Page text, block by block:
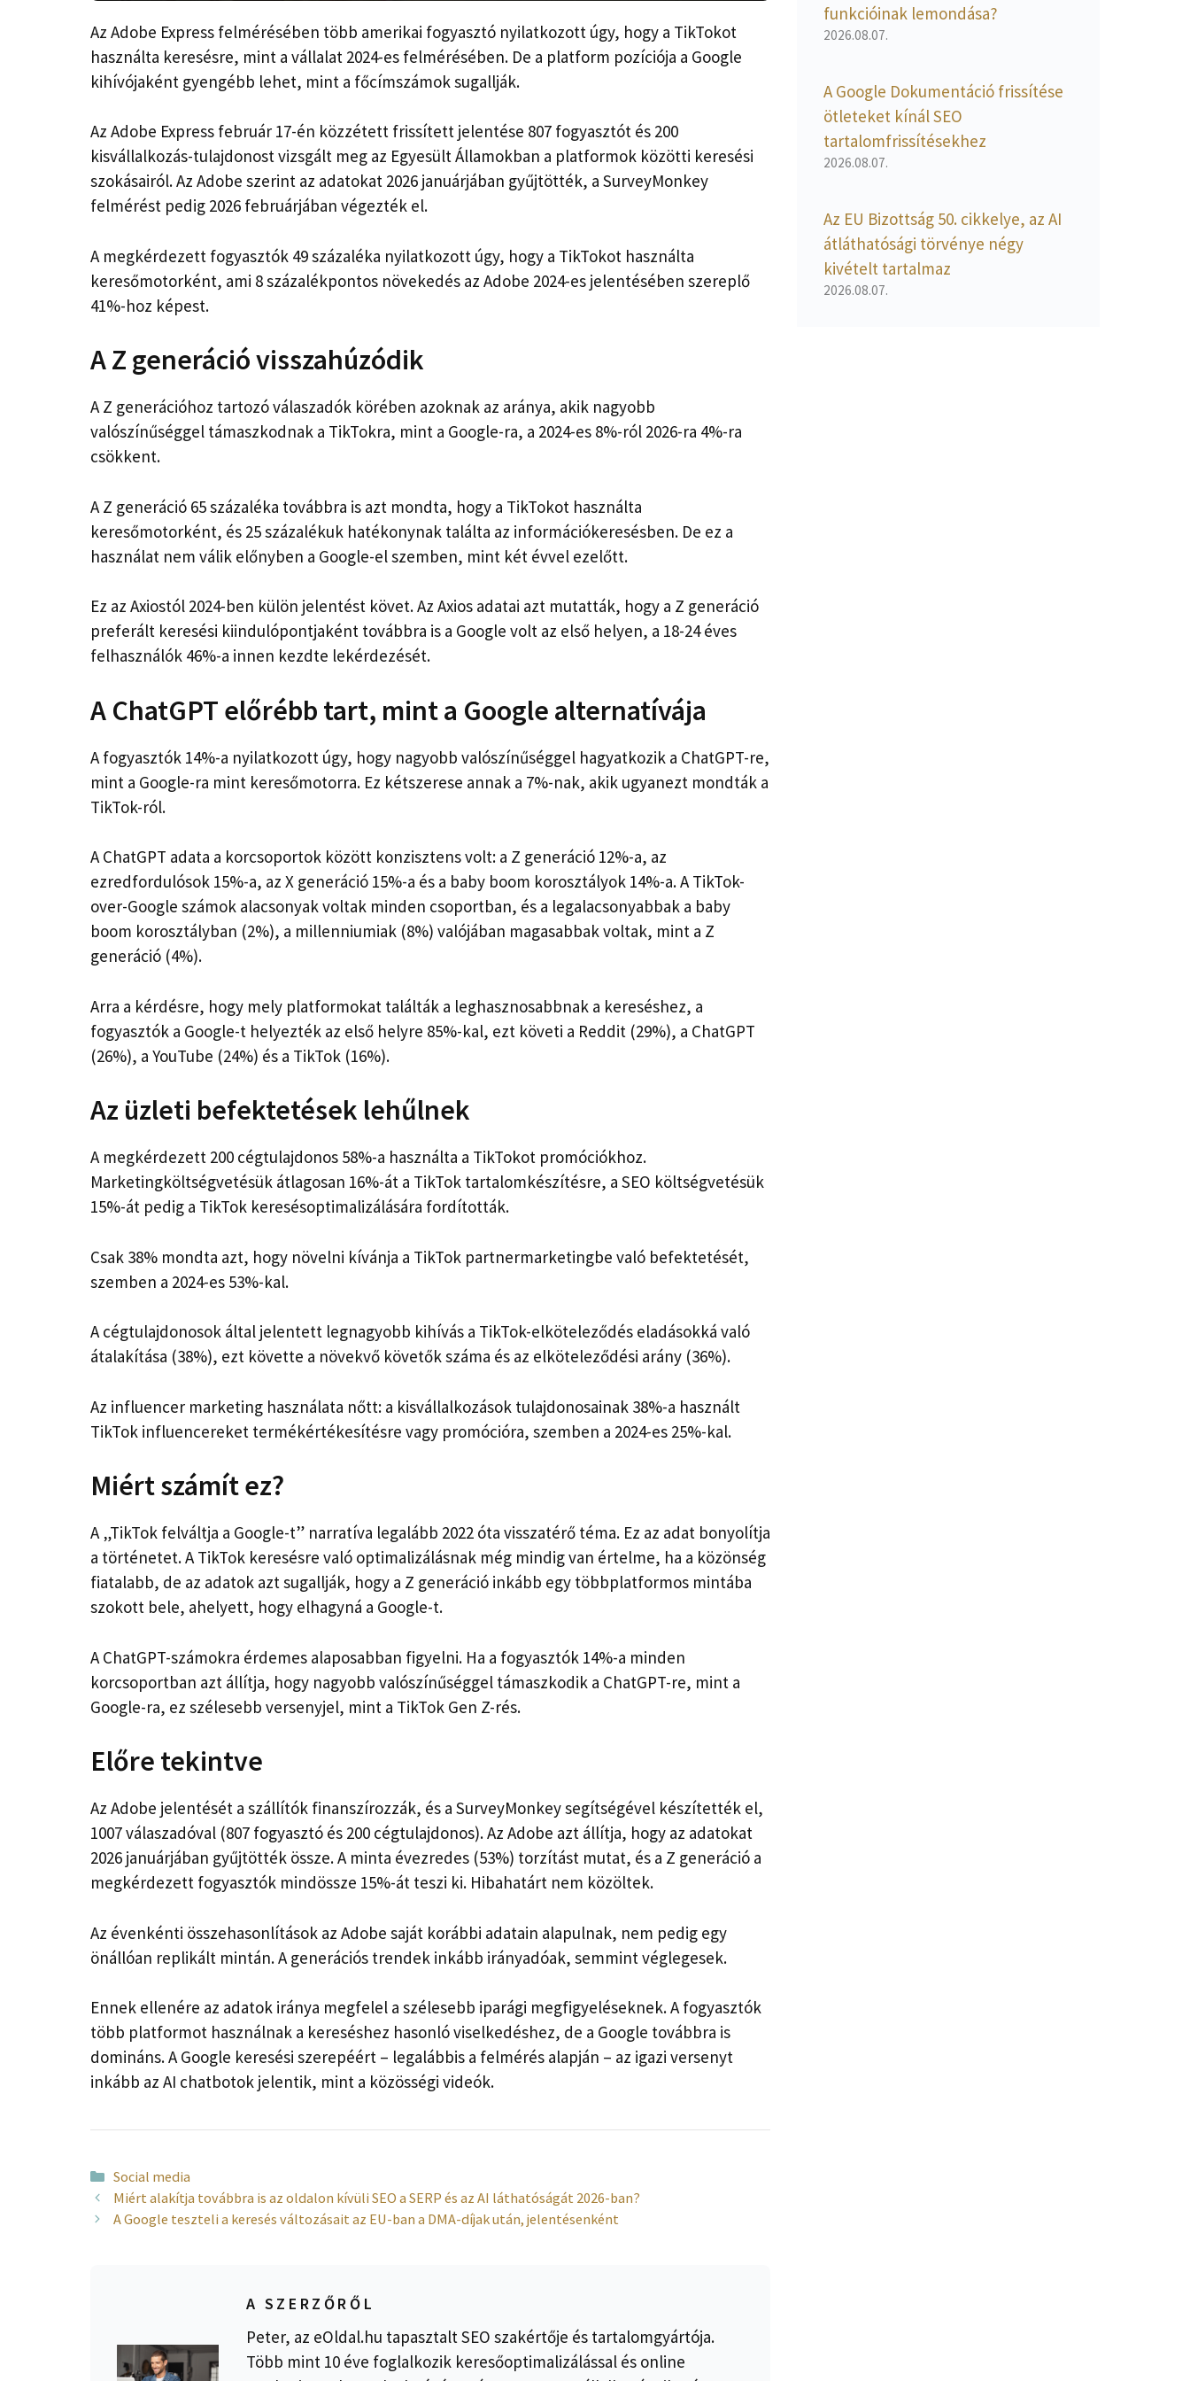
Az Adobe Express felmérésében több amerikai fogyasztó nyilatkozott úgy, hogy a TikTokot
használta keresésre, mint a vállalat 2024-es felmérésében. De a platform pozíciója a Google
kihívójaként gyengébb lehet, mint a főcímszámok sugallják.
Az Adobe Express február 17-én közzétett frissített jelentése 807 fogyasztót és 200
kisvállalkozás-tulajdonost vizsgált meg az Egyesült Államokban a platformok közötti keresési
szokásairól. Az Adobe szerint az adatokat 2026 januárjában gyűjtötték, a SurveyMonkey
felmérést pedig 2026 februárjában végezték el.
A megkérdezett fogyasztók 49 százaléka nyilatkozott úgy, hogy a TikTokot használta
keresőmotorként, ami 8 százalékpontos növekedés az Adobe 2024-es jelentésében szereplő
41%-hoz képest.
A Z generáció visszahúzódik
A Z generációhoz tartozó válaszadók körében azoknak az aránya, akik nagyobb
valószínűséggel támaszkodnak a TikTokra, mint a Google-ra, a 2024-es 8%-ról 2026-ra 4%-ra
csökkent.
A Z generáció 65 százaléka továbbra is azt mondta, hogy a TikTokot használta
keresőmotorként, és 25 százalékuk hatékonynak találta az információkeresésben. De ez a
használat nem válik előnyben a Google-el szemben, mint két évvel ezelőtt.
Ez az Axiostól 2024-ben külön jelentést követ. Az Axios adatai azt mutatták, hogy a Z generáció
preferált keresési kiindulópontjaként továbbra is a Google volt az első helyen, a 18-24 éves
felhasználók 46%-a innen kezdte lekérdezését.
A ChatGPT előrébb tart, mint a Google alternatívája
A fogyasztók 14%-a nyilatkozott úgy, hogy nagyobb valószínűséggel hagyatkozik a ChatGPT-re,
mint a Google-ra mint keresőmotorra. Ez kétszerese annak a 7%-nak, akik ugyanezt mondták a
TikTok-ról.
A ChatGPT adata a korcsoportok között konzisztens volt: a Z generáció 12%-a, az
ezredfordulósok 15%-a, az X generáció 15%-a és a baby boom korosztályok 14%-a. A TikTok-
over-Google számok alacsonyak voltak minden csoportban, és a legalacsonyabbak a baby
boom korosztályban (2%), a millenniumiak (8%) valójában magasabbak voltak, mint a Z
generáció (4%).
Arra a kérdésre, hogy mely platformokat találták a leghasznosabbnak a kereséshez, a
fogyasztók a Google-t helyezték az első helyre 85%-kal, ezt követi a Reddit (29%), a ChatGPT
(26%), a YouTube (24%) és a TikTok (16%).
Az üzleti befektetések lehűlnek
A megkérdezett 200 cégtulajdonos 58%-a használta a TikTokot promóciókhoz.
Marketingköltségvetésük átlagosan 16%-át a TikTok tartalomkészítésre, a SEO költségvetésük
15%-át pedig a TikTok keresésoptimalizálására fordították.
Csak 38% mondta azt, hogy növelni kívánja a TikTok partnermarketingbe való befektetését,
szemben a 2024-es 53%-kal.
A cégtulajdonosok által jelentett legnagyobb kihívás a TikTok-elköteleződés eladásokká való
átalakítása (38%), ezt követte a növekvő követők száma és az elköteleződési arány (36%).
Az influencer marketing használata nőtt: a kisvállalkozások tulajdonosainak 38%-a használt
TikTok influencereket termékértékesítésre vagy promócióra, szemben a 2024-es 25%-kal.
Miért számít ez?
A „TikTok felváltja a Google-t” narratíva legalább 2022 óta visszatérő téma. Ez az adat bonyolítja
a történetet. A TikTok keresésre való optimalizálásnak még mindig van értelme, ha a közönség
fiatalabb, de az adatok azt sugallják, hogy a Z generáció inkább egy többplatformos mintába
szokott bele, ahelyett, hogy elhagyná a Google-t.
A ChatGPT-számokra érdemes alaposabban figyelni. Ha a fogyasztók 14%-a minden
korcsoportban azt állítja, hogy nagyobb valószínűséggel támaszkodik a ChatGPT-re, mint a
Google-ra, ez szélesebb versenyjel, mint a TikTok Gen Z-rés.
Előre tekintve
Az Adobe jelentését a szállítók finanszírozzák, és a SurveyMonkey segítségével készítették el,
1007 válaszadóval (807 fogyasztó és 200 cégtulajdonos). Az Adobe azt állítja, hogy az adatokat
2026 januárjában gyűjtötték össze. A minta évezredes (53%) torzítást mutat, és a Z generáció a
megkérdezett fogyasztók mindössze 15%-át teszi ki. Hibahatárt nem közöltek.
Az évenkénti összehasonlítások az Adobe saját korábbi adatain alapulnak, nem pedig egy
önállóan replikált mintán. A generációs trendek inkább irányadóak, semmint véglegesek.
Ennek ellenére az adatok iránya megfelel a szélesebb iparági megfigyeléseknek. A fogyasztók
több platformot használnak a kereséshez hasonló viselkedéshez, de a Google továbbra is
domináns. A Google keresési szerepéért – legalábbis a felmérés alapján – az igazi versenyt
inkább az AI chatbotok jelentik, mint a közösségi videók.
Kategória
Social media
Miért alakítja továbbra is az oldalon kívüli SEO a SERP és az AI láthatóságát 2026-ban?
A Google teszteli a keresés változásait az EU-ban a DMA-díjak után, jelentésenként
A SZERZŐRŐL
Peter, az eOldal.hu tapasztalt SEO szakértője és tartalomgyártója.
Több mint 10 éve foglalkozik keresőoptimalizálással és online
funkcióinak lemondása?
2026.08.07.
A Google Dokumentáció frissítése
ötleteket kínál SEO
tartalomfrissítésekhez
2026.08.07.
Az EU Bizottság 50. cikkelye, az AI
átláthatósági törvénye négy
kivételt tartalmaz
2026.08.07.